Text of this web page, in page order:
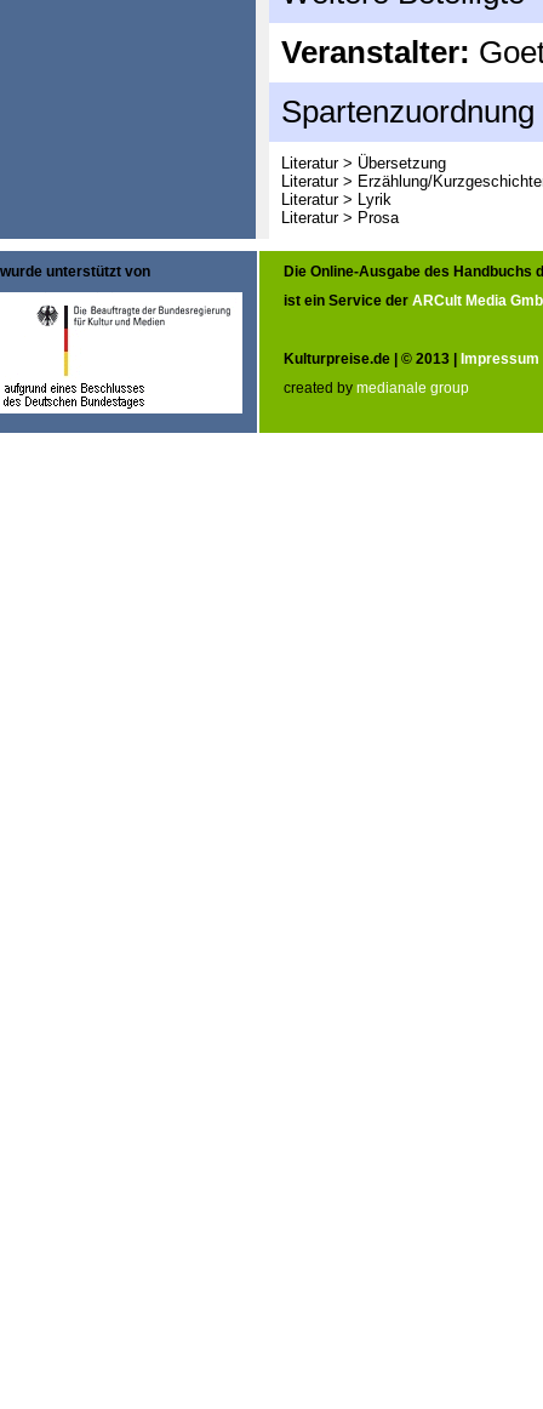
Veranstalter:
Spartenzuordnung
Literatur > Übersetzung
Literatur > Erzählung/
Literatur > Lyrik
Literatur > Prosa
wurde unterstützt von
Die Online-Ausgabe des Handbuchs
ist ein Service der ARCult Media
Kulturpreise.de | © 2013 | Impressum
created by medianale group